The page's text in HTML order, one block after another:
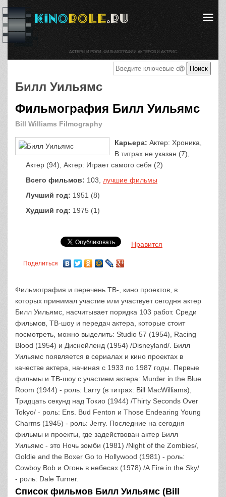
Билл Уильямс
Фильмография Билл Уильямс
Bill Williams Filmography
Карьера: Актер: Хроника,
В титрах не указан (7),
Актер (94), Актер: Играет самого себя (2)
Всего фильмов: 103, лучшие фильмы
Лучший год: 1951 (8)
Худший год: 1975 (1)
Нравится
Поделиться
Фильмография и перечень ТВ-, кино проектов, в
которых принимал участие или участвует сегодня актер
Билл Уильямс, насчитывает порядка 103 работ. Среди
фильмов, ТВ-шоу и передач актера, которые стоит
посмотреть, можно выделить: Studio 57 (1954), Racing
Blood (1954) и Диснейленд (1954) /Disneyland/. Билл
Уильямс появляется в сериалах и кино проектах в
качестве актера, начиная с 1933 по 1987 годы. Первые
фильмы и ТВ-шоу с участием актера: Murder in the Blue
Room (1944) - роль: Larry (в титрах: Bill MacWilliams),
Тридцать секунд над Токио (1944) /Thirty Seconds Over
Tokyo/ - роль: Ens. Bud Fenton и Those Endearing Young
Charms (1945) - роль: Jerry. Последние на сегодня
фильмы и проекты, где задействован актер Билл
Уильямс - это Ночь зомби (1981) /Night of the Zombies/,
Goldie and the Boxer Go to Hollywood (1981) - роль:
Cowboy Bob и Огонь в небесах (1978) /A Fire in the Sky/
- роль: Dale Turner.
Список фильмов Билл Уильямс (Bill
АКТЕРЫ И РОЛИ. ФИЛЬМОГРАФИИ АКТЕРОВ И АКТРИС.